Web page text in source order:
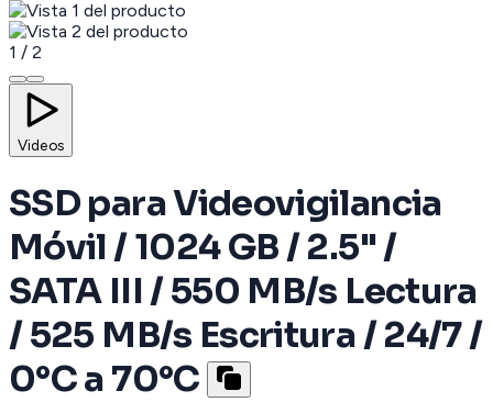
1 / 2
Videos
SSD para Videovigilancia
Móvil / 1024 GB / 2.5" /
SATA III / 550 MB/s Lectura
/ 525 MB/s Escritura / 24/7 /
0°C a 70°C